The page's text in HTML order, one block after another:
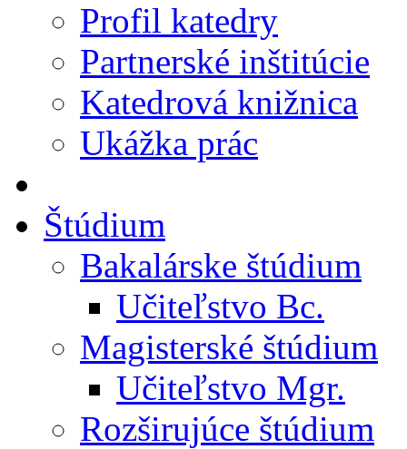
Profil katedry
Partnerské inštitúcie
Katedrová knižnica
Ukážka prác
Štúdium
Bakalárske štúdium
Učiteľstvo Bc.
Magisterské štúdium
Učiteľstvo Mgr.
Rozširujúce štúdium